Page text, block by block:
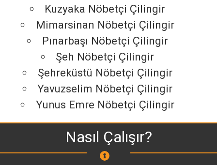
Kuzyaka Nöbetçi Çilingir
Mimarsinan Nöbetçi Çilingir
Pınarbaşı Nöbetçi Çilingir
Şeh Nöbetçi Çilingir
Şehreküstü Nöbetçi Çilingir
Yavuzselim Nöbetçi Çilingir
Yunus Emre Nöbetçi Çilingir
Nasıl Çalışır?